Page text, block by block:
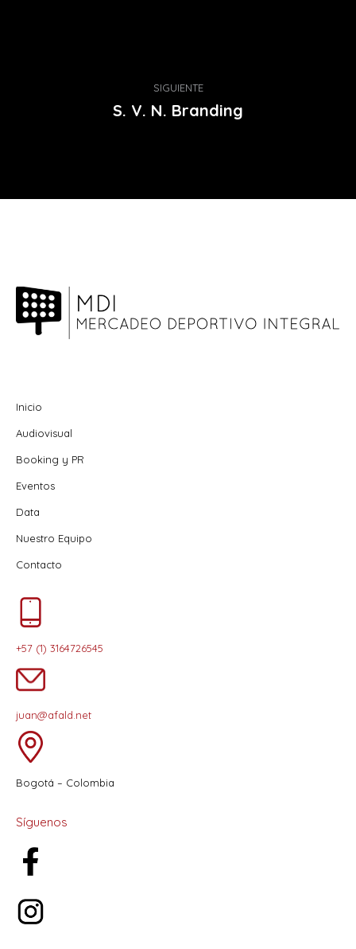
Navegación
SIGUIENTE
Proyecto
S. V. N. Branding
Inicio
Audiovisual
Booking y PR
Eventos
Data
Nuestro Equipo
Contacto
+57 (1) 3164726545
juan@afald.net
Bogotá – Colombia
Síguenos